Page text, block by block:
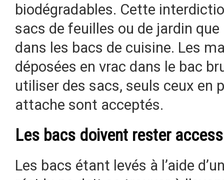
biodégradables. Cette
sacs de feuilles ou de jardin
dans les bacs de cuisine. Les
déposées en vrac dans le bac
utiliser des sacs, seuls ceux en
attache sont acceptés.
Les bacs doivent rester
Les bacs étant levés à l’aide